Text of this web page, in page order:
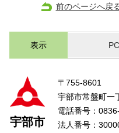
前のページへ戻
表示 PC
宇部市
〒755-8601
宇部市常盤町一
電話番号：
法人番号：